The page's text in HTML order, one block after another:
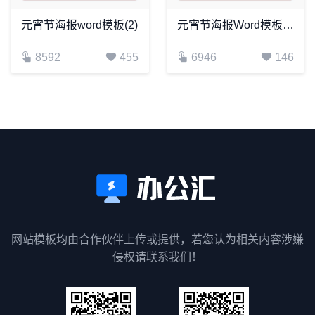
元宵节海报word模板(2)
8592 455
元宵节海报Word模板(16)
6946 146
网站模板均由合作伙伴上传或提供，若您认为相关内容涉嫌
侵权请联系我们！